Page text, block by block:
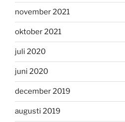
november 2021
oktober 2021
juli 2020
juni 2020
december 2019
augusti 2019